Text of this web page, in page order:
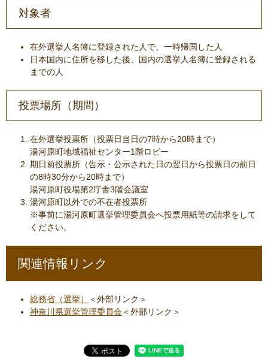
対象者
在外選挙人名簿に登録された人で、一時帰国した人
日本国内に住所を移した後、国内の選挙人名簿に登録される
までの人
投票場所（期間）
在外選挙投票所（投票日当日の7時から20時まで）
湯河原町地域福祉センター1階ロビー
期日前投票所（告示・公示された日の翌日から投票日の前日
の8時30分から20時まで）
湯河原町役場第2庁舎3階会議室
湯河原町以外での不在者投票所
※事前に湯河原町選挙管理委員会へ投票用紙等の請求をして
ください。
関連情報リンク
総務省（選挙）
＜外部リンク＞
神奈川県選挙管理委員会＜外部リンク＞